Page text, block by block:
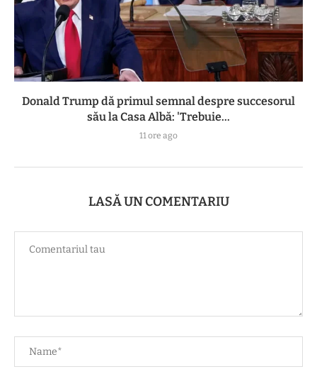
Donald Trump dă primul semnal despre succesorul
său la Casa Albă: 'Trebuie...
11 ore ago
LASĂ UN COMENTARIU